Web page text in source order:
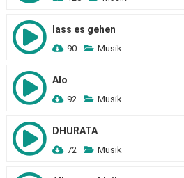
lass es gehen
90 Musik
Alo
92 Musik
DHURATA
72 Musik